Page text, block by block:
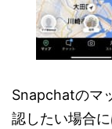
Snapchatのマ
認したい場合